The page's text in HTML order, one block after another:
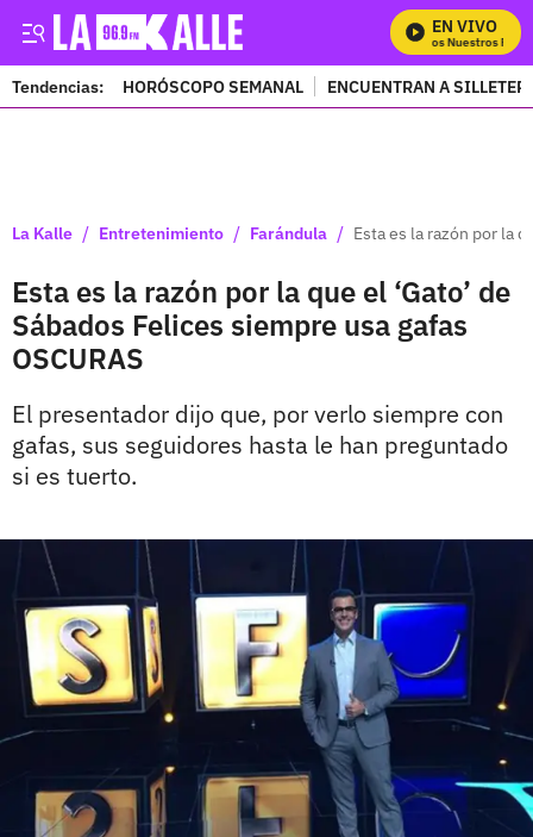
EN VIVO
Mira Todos Nuestros
Tendencias: HORÓSCOPO SEMANAL ENCUENTRAN A
La Kalle / Entretenimiento / Farándula / Esta es la razón por la
Esta es la razón por la que el ‘Gato’ de
Sábados Felices siempre usa gafas
OSCURAS
El presentador dijo que, por verlo siempre con
gafas, sus seguidores hasta le han preguntado
si es tuerto.